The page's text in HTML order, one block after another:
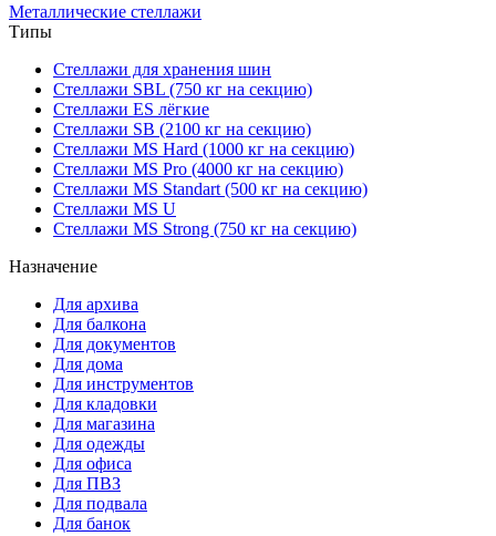
Металлические стеллажи
Типы
Стеллажи для хранения шин
Стеллажи SBL (750 кг на секцию)
Стеллажи ES лёгкие
Стеллажи SB (2100 кг на секцию)
Стеллажи MS Hard (1000 кг на секцию)
Стеллажи MS Pro (4000 кг на секцию)
Стеллажи MS Standart (500 кг на секцию)
Стеллажи MS U
Стеллажи MS Strong (750 кг на секцию)
Назначение
Для архива
Для балкона
Для документов
Для дома
Для инструментов
Для кладовки
Для магазина
Для одежды
Для офиса
Для ПВЗ
Для подвала
Для банок